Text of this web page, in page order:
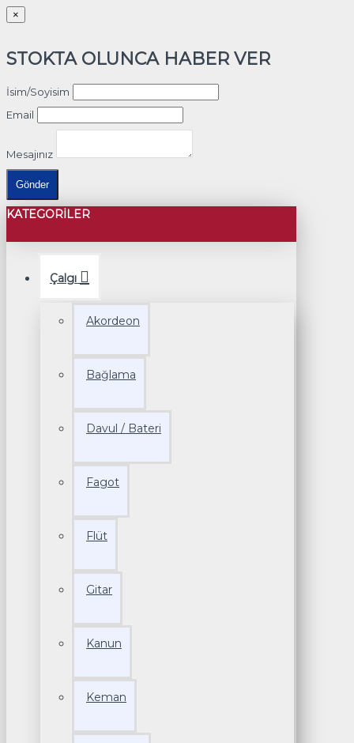
×
STOKTA OLUNCA HABER VER
İsim/Soyisim
Email
Mesajınız
Gönder
KATEGORILER
Çalgı
Akordeon
Bağlama
Davul / Bateri
Fagot
Flüt
Gitar
Kanun
Keman